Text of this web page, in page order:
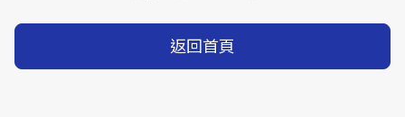
返回首頁